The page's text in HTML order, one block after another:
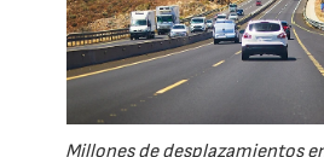
Millones de desplazamientos